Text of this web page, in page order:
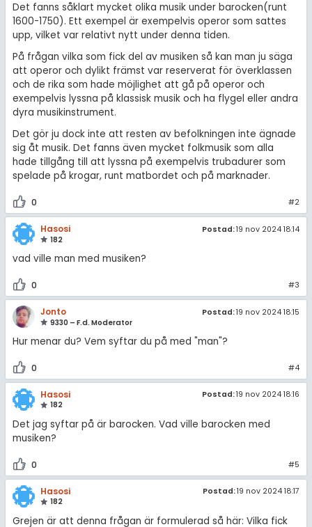
Det fanns såklart mycket olika musik under barocken(runt
1600-1750). Ett exempel är exempelvis operor som sattes
upp, vilket var relativt nytt under denna tiden.
På frågan vilka som fick del av musiken så kan man ju säga
att operor och dylikt främst var reserverat för överklassen
och de rika som hade möjlighet att gå på operor och
exempelvis lyssna på klassisk musik och ha flygel eller andra
dyra musikinstrument.
Det gör ju dock inte att resten av befolkningen inte ägnade
sig åt musik. Det fanns även mycket folkmusik som alla
hade tillgång till att lyssna på exempelvis trubadurer som
spelade på krogar, runt matbordet och på marknader.
0 #2
Hasosi
182
Postad:19 nov 2024 18:14
vad ville man med musiken?
0 #3
Jonto
9330 – F.d. Moderator
Postad:19 nov 2024 18:15
Hur menar du? Vem syftar du på med "man"?
0 #4
Hasosi
182
Postad:19 nov 2024 18:16
Det jag syftar på är barocken. Vad ville barocken med
musiken?
0 #5
Hasosi
182
Postad:19 nov 2024 18:17
Grejen är att denna frågan är formulerad så här: Vilka fick
För lärare
Om Pluggakuten
Cookie-inställningar
ämnen
diskussioner